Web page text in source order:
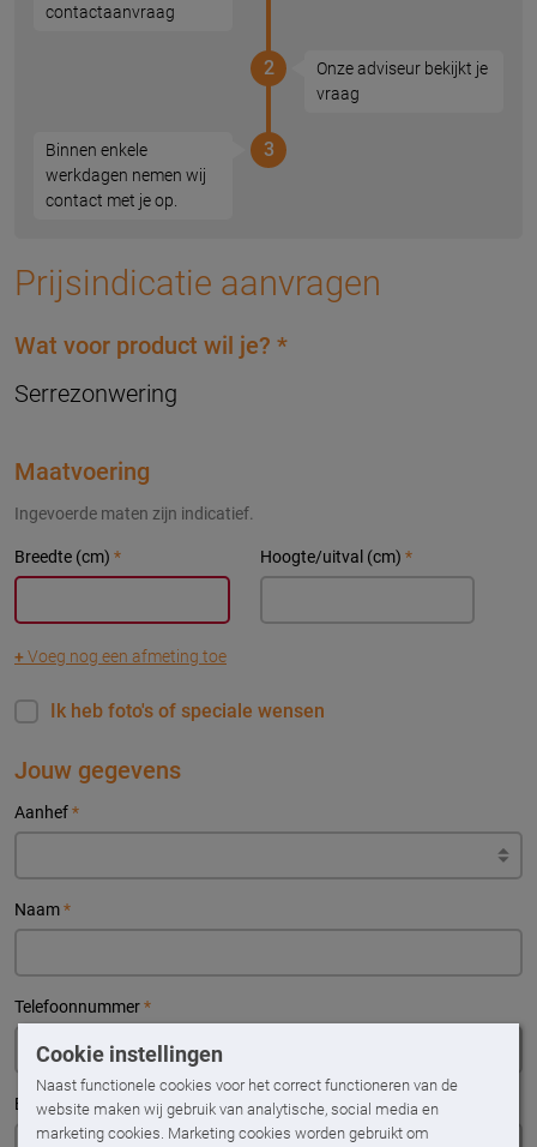
Cookie instellingen
Naast functionele cookies voor het correct functioneren van de
website maken wij gebruik van analytische, social media en
marketing cookies. Marketing cookies worden gebruikt om
Prijsindicatie aanvragen
Wat voor product wil je? *
Serrezonwering
Maatvoering
Ingevoerde maten zijn indicatief.
Breedte (cm) * Hoogte/uitval (cm) *
+Voeg nog een afmeting toe
Ik heb foto's of speciale wensen
Jouw gegevens
Aanhef*
Naam*
Telefoonnummer*
E-mailadres*
contactaanvraag
Onze adviseur bekijkt je
vraag
2
Binnen enkele
werkdagen nemen wij
contact met je op.
3